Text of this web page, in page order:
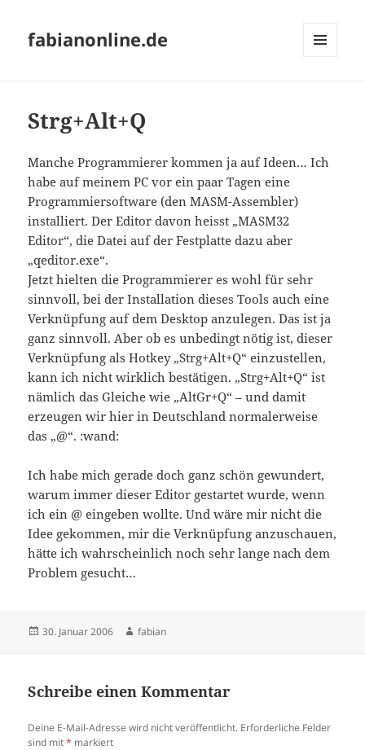
fabianonline.de
Strg+Alt+Q
Manche Programmierer kommen ja auf Ideen… Ich
habe auf meinem PC vor ein paar Tagen eine
Programmiersoftware (den MASM-Assembler)
installiert. Der Editor davon heisst „MASM32
Editor“, die Datei auf der Festplatte dazu aber
„qeditor.exe“.
Jetzt hielten die Programmierer es wohl für sehr
sinnvoll, bei der Installation dieses Tools auch eine
Verknüpfung auf dem Desktop anzulegen. Das ist ja
ganz sinnvoll. Aber ob es unbedingt nötig ist, dieser
Verknüpfung als Hotkey „Strg+Alt+Q“ einzustellen,
kann ich nicht wirklich bestätigen. „Strg+Alt+Q“ ist
nämlich das Gleiche wie „AltGr+Q“ – und damit
erzeugen wir hier in Deutschland normalerweise
das „@“. :wand:
Ich habe mich gerade doch ganz schön gewundert,
warum immer dieser Editor gestartet wurde, wenn
ich ein @ eingeben wollte. Und wäre mir nicht die
Idee gekommen, mir die Verknüpfung anzuschauen,
hätte ich wahrscheinlich noch sehr lange nach dem
Problem gesucht…
Veröffentlicht
30. Januar 2006 Autor
fabian
Schreibe einen Kommentar
Deine E-Mail-Adresse wird nicht veröffentlicht. Erforderliche Felder
sind mit* markiert